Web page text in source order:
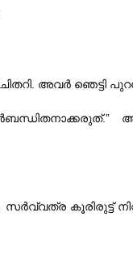
അവര്‍ ഞെട്ടി
കൂരിരുട്ട്‌